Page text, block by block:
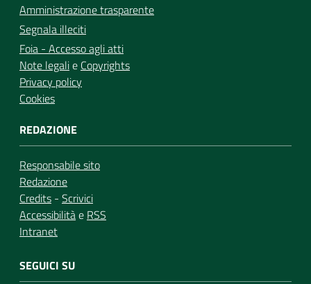
Amministrazione trasparente
Segnala illeciti
Foia - Accesso agli atti
Note legalie Copyrights
Privacy policy
Cookies
REDAZIONE
Responsabile sito
Redazione
Credits - Scrivici
Accessibilitàe RSS
Intranet
SEGUICI SU